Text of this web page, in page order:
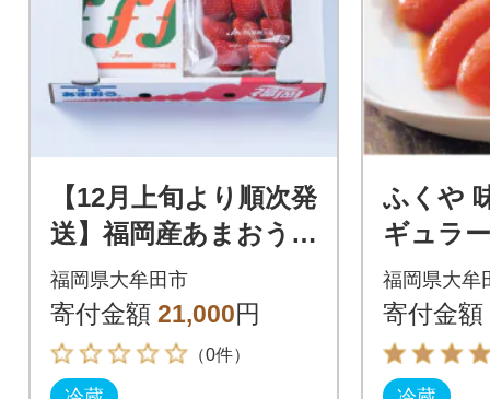
【12月上旬より順次発
送】福岡産あまおう&
ふくや味の明太子(大)
(大牟田市)
福岡県大牟田市
寄付金額 21,000円
（0件）
ふくや
ギュラ
田市)
福岡県大牟
寄付金額